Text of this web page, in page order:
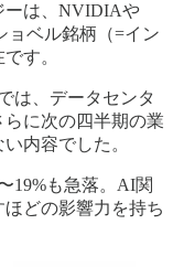
ーは、NVIDIAや
ョベル銘柄（=イン
す。
は、データセンタ
に次の四半期の業
内容でした。
19%も急落。AI関
どの影響力を持ち